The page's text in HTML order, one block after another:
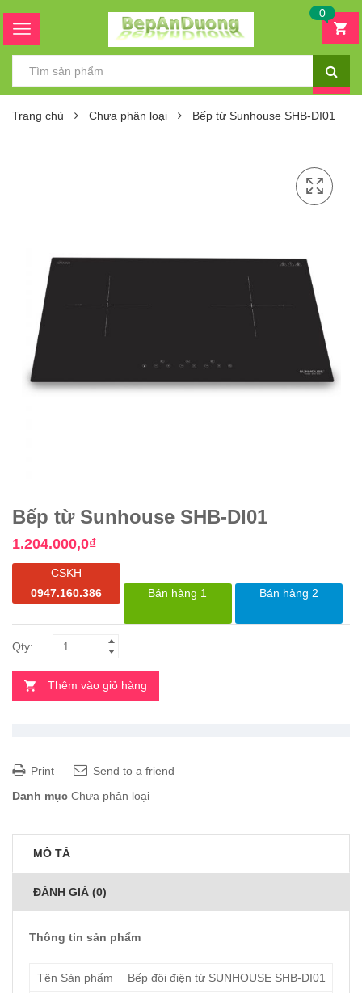
0
Trang chủ Chưa phân loại Bếp từ Sunhouse SHB-DI01
Bếp từ Sunhouse SHB-DI01
1.204.000,0₫
CSKH
0947.160.386
Bán hàng 1 Bán hàng 2
Thêm vào giỏ hàng
Print
Send to a friend
Danh mục Chưa phân loại
MÔ TẢ
ĐÁNH GIÁ (0)
Thông tin sản phẩm
Tên Sản phẩm Bếp đôi điện từ SUNHOUSE SHB-DI01